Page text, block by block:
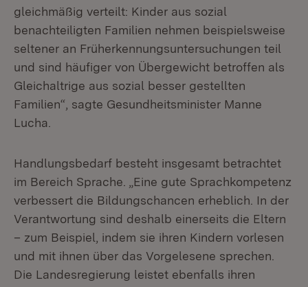
gleichmäßig verteilt: Kinder aus sozial
benachteiligten Familien nehmen beispielsweise
seltener an Früherkennungsuntersuchungen teil
und sind häufiger von Übergewicht betroffen als
Gleichaltrige aus sozial besser gestellten
Familien“, sagte Gesundheitsminister Manne
Lucha.
Handlungsbedarf besteht insgesamt betrachtet
im Bereich Sprache. „Eine gute Sprachkompetenz
verbessert die Bildungschancen erheblich. In der
Verantwortung sind deshalb einerseits die Eltern
– zum Beispiel, indem sie ihren Kindern vorlesen
und mit ihnen über das Vorgelesene sprechen.
Die Landesregierung leistet ebenfalls ihren